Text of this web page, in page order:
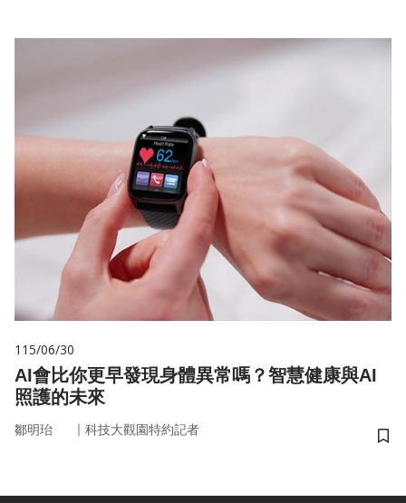
115/06/30
AI會比你更早發現身體異常嗎？智慧健康與AI
照護的未來
鄒明珆 ｜ 科技大觀園特約記者
儲